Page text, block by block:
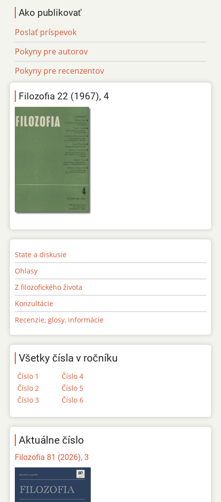
Ako publikovať
Poslať príspevok
Pokyny pre autorov
Pokyny pre recenzentov
Filozofia 22 (1967), 4
State a diskusie
Ohlasy
Z filozofického života
Konzultácie
Recenzie, glosy, informácie
Všetky čísla v ročníku
Číslo 1
Číslo 2
Číslo 3
Číslo 4
Číslo 5
Číslo 6
Aktuálne číslo
Filozofia 81 (2026), 3